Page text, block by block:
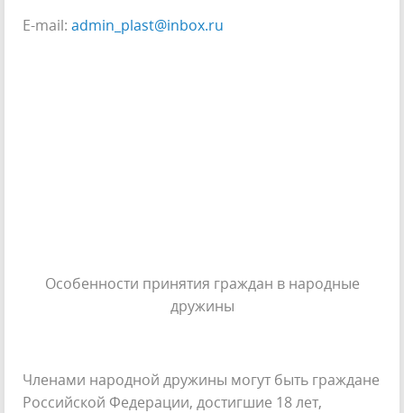
E-mail: admin_plast@inbox.ru
Особенности принятия граждан в народные
дружины
Членами народной дружины могут быть граждане
Российской Федерации, достигшие 18 лет,